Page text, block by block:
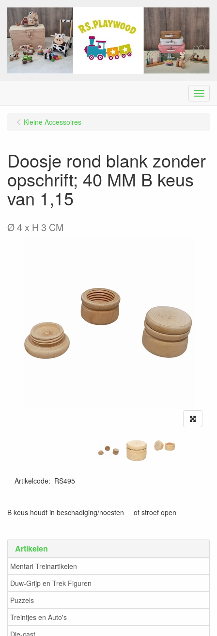
Menu
Artikelen
Mentari Treinartikelen
Duw-Grijp en Trek Figuren
Puzzels
Treintjes en Auto's
Die-cast
Kleine Accessoires
Doosje rond blank zonder
opschrift; 40 MM B keus
van 1,15
Ø 4 x H 3 CM
Artikelcode: RS495
B keus houdt in beschadiging/noesten of stroef open